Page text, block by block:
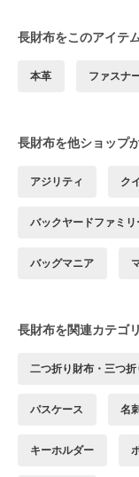
長財布をこのアイテ
本革 ファスナ
長財布を他ショップ
アジリティ ク
バックヤードファミリ
バッグマニア
長財布を関連カテゴ
二つ折り財布・三つ折
パスケース 名
キーホルダー